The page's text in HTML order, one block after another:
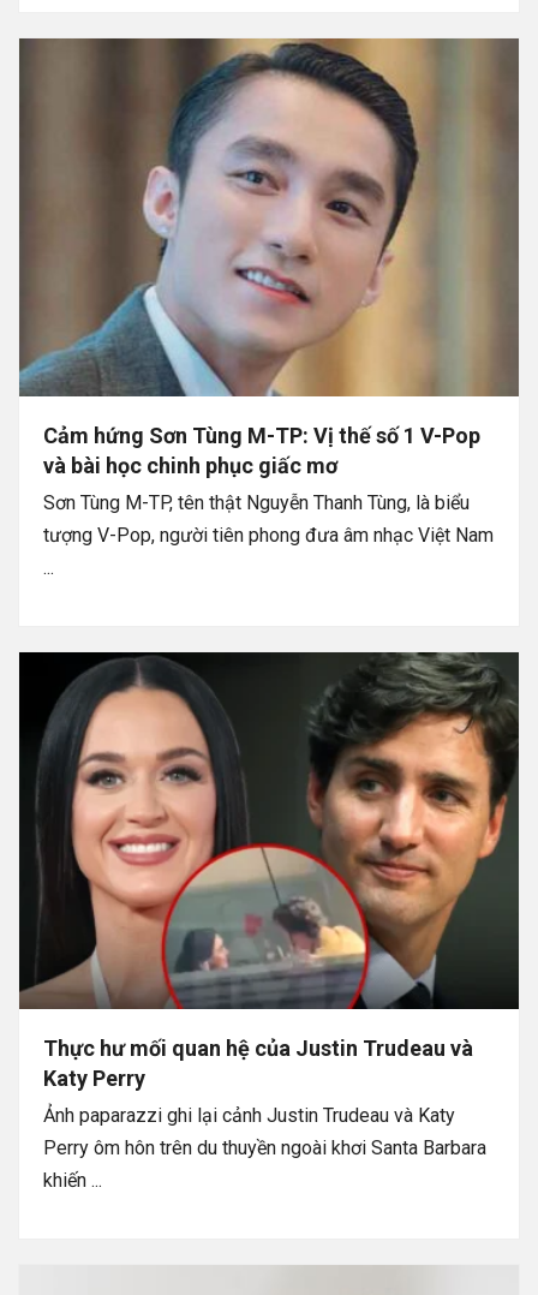
Cảm hứng Sơn Tùng M-TP: Vị thế số 1 V-Pop
và bài học chinh phục giấc mơ
Sơn Tùng M-TP, tên thật Nguyễn Thanh Tùng, là biểu
tượng V-Pop, người tiên phong đưa âm nhạc Việt Nam
...
Thực hư mối quan hệ của Justin Trudeau và
Katy Perry
Ảnh paparazzi ghi lại cảnh Justin Trudeau và Katy
Perry ôm hôn trên du thuyền ngoài khơi Santa Barbara
khiến ...